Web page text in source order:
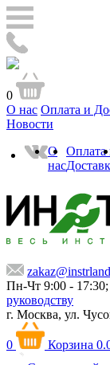
0
О нас Оплата и
Новости
О
нас
Оплата
Пн-Чт 9:00 -
руководству
г. Москва, ул.
0 Корзина